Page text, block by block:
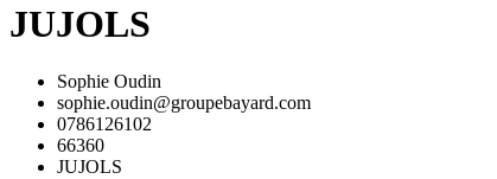
JUJOLS
Sophie Oudin
sophie.oudin@groupebayard.com
0786126102
66360
JUJOLS